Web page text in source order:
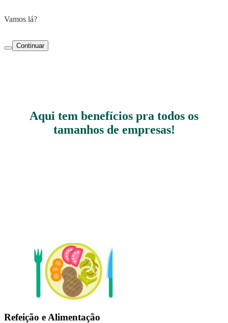
Vamos lá?
Continuar
Aqui tem benefícios pra todos os
tamanhos de empresas!
Refeição e Alimentação